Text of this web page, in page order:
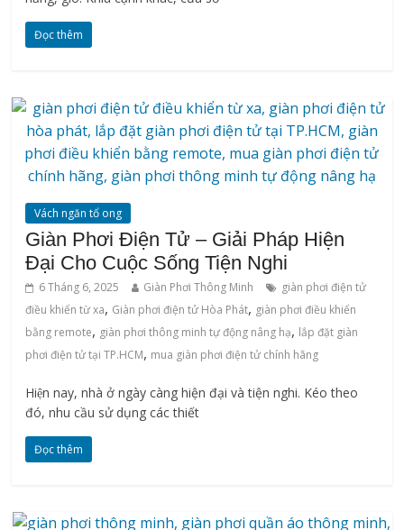
Đọc thêm
Vách ngăn tổ ong
Giàn Phơi Điện Tử – Giải Pháp Hiện
Đại Cho Cuộc Sống Tiện Nghi
6 Tháng 6, 2025 Giàn Phơi Thông Minh
giàn phơi điện tử
điều khiển từ xa, Giàn phơi điện tử Hòa Phát, giàn phơi điều khiển
bằng remote, giàn phơi thông minh tự động nâng hạ, lắp đặt giàn
phơi điện tử tại TP.HCM, mua giàn phơi điện tử chính hãng
Hiện nay, nhà ở ngày càng hiện đại và tiện nghi. Kéo theo
đó, nhu cầu sử dụng các thiết
Đọc thêm